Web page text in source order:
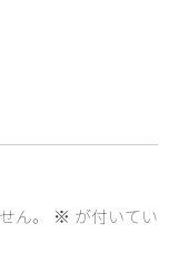
ん。 ※ が付いてい